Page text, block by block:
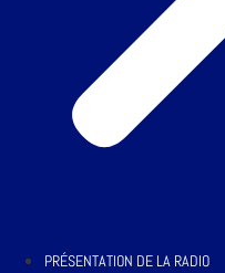
PRÉSENTATION DE LA RADIO